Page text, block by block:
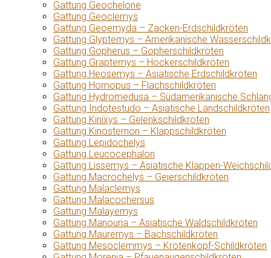
Gattung Geochelone
Gattung Geoclemys
Gattung Geoemyda – Zacken-Erdschildkröten
Gattung Glyptemys – Amerikanische
Gattung Gopherus – Gopherschildkröten
Gattung Graptemys – Höckerschildkröten
Gattung Heosemys – Asiatische Erdschildkröten
Gattung Homopus – Flachschildkröten
Gattung Hydromedusa – Südamerikanische
Gattung Indotestudo – Asiatische Landschildkröten
Gattung Kinixys – Gelenkschildkröten
Gattung Kinosternon – Klappschildkröten
Gattung Lepidochelys
Gattung Leucocephalon
Gattung Lissemys – Asiatische Klappen-
Gattung Macrochelys – Geierschildkröten
Gattung Malaclemys
Gattung Malacochersus
Gattung Malayemys
Gattung Manouria – Asiatische Waldschildkröten
Gattung Mauremys – Bachschildkröten
Gattung Mesoclemmys – Krötenkopf-Schildkröten